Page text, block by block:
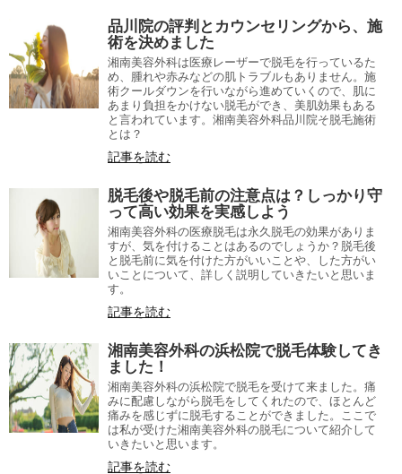
品川院の評判とカウンセリングから、施
術を決めました
湘南美容外科は医療レーザーで脱毛を行っているた
め、腫れや赤みなどの肌トラブルもありません。施
術クールダウンを行いながら進めていくので、肌に
あまり負担をかけない脱毛ができ、美肌効果もある
と言われています。湘南美容外科品川院そ脱毛施術
とは？
記事を読む
脱毛後や脱毛前の注意点は？しっかり守
って高い効果を実感しよう
湘南美容外科の医療脱毛は永久脱毛の効果がありま
すが、気を付けることはあるのでしょうか？脱毛後
と脱毛前に気を付けた方がいいことや、した方がい
いことについて、詳しく説明していきたいと思いま
す。
記事を読む
湘南美容外科の浜松院で脱毛体験してき
ました！
湘南美容外科の浜松院で脱毛を受けて来ました。痛
みに配慮しながら脱毛をしてくれたので、ほとんど
痛みを感じずに脱毛することができました。ここで
は私が受けた湘南美容外科の脱毛について紹介して
いきたいと思います。
記事を読む